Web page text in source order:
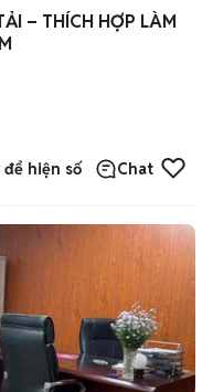
– THÍCH HỢP LÀM
để hiện số Chat